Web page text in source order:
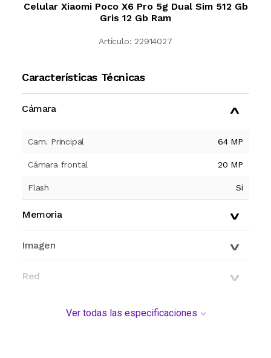
Celular Xiaomi Poco X6 Pro 5g Dual Sim 512 Gb
Gris 12 Gb Ram
Artículo: 22914027
Características Técnicas
Cámara
Cam. Principal 64 MP
Cámara frontal 20 MP
Flash Si
Memoria
Imagen
Red
Conectividad
Ver todas las especificaciones